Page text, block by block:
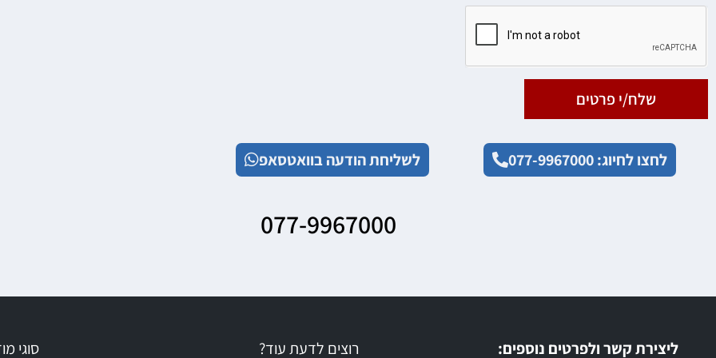
שלח/י פרטים
לחצו לחיוג: 077-9967000 לשליחת הודעה בוואטסאפ
077-9967000
ליצירת קשר ולפרטים נוספים: רוצים לדעת עוד? סוגי